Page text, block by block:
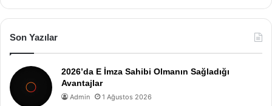
Son Yazılar
2026’da E İmza Sahibi Olmanın Sağladığı
Avantajlar
Admin 1 Ağustos 2026